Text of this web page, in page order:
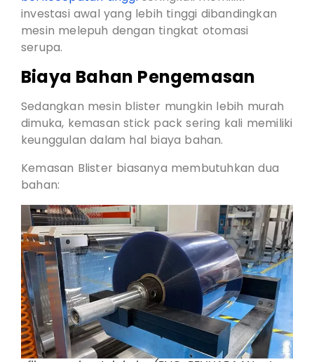
investasi awal yang lebih tinggi dibandingkan
mesin melepuh dengan tingkat otomasi
serupa.
Biaya Bahan Pengemasan
Sedangkan mesin blister mungkin lebih murah
dimuka, kemasan stick pack sering kali memiliki
keunggulan dalam hal biaya bahan.
Kemasan Blister biasanya membutuhkan dua
bahan: